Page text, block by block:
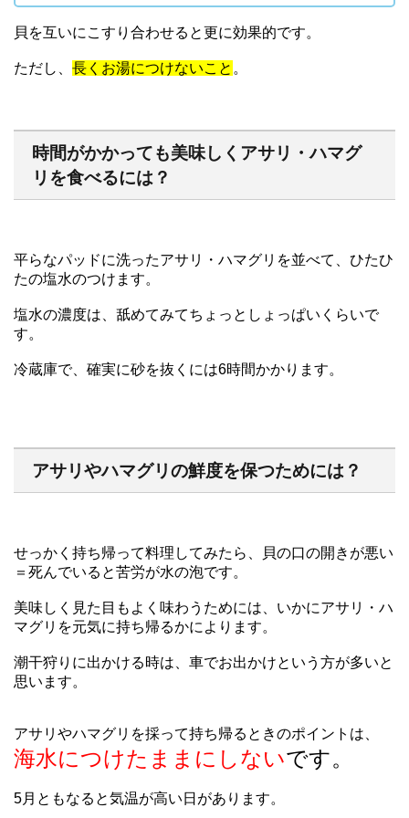
貝を互いにこすり合わせると更に効果的です。
ただし、 長くお湯につけないこと 。
時間がかかっても美味しくアサリ・ハマグ
リを食べるには？
平らなパッドに洗ったアサリ・ハマグリを並べて、ひたひ
たの塩水のつけます。
塩水の濃度は、舐めてみてちょっとしょっぱいくらいで
す。
冷蔵庫で、確実に砂を抜くには6時間かかります。
アサリやハマグリの鮮度を保つためには？
せっかく持ち帰って料理してみたら、貝の口の開きが悪い
＝死んでいると苦労が水の泡です。
美味しく見た目もよく味わうためには、いかにアサリ・ハ
マグリを元気に持ち帰るかによります。
潮干狩りに出かける時は、車でお出かけという方が多いと
思います。
アサリやハマグリを採って持ち帰るときのポイントは、
海水につけたままにしないです。
5月ともなると気温が高い日があります。